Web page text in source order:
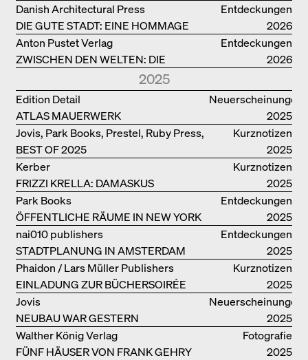
Entdeckungen
DIE GUTE STADT: EINE HOMMAGE
DES MENSCHENFREUNDS JAN GEHL
Danish Architectural Press
2026
Entdeckungen
ZWISCHEN DEN WELTEN: DIE
POWER-ARCHITEKTIN ELIZABETH
SCHEU CLOSE
Anton Pustet Verlag
2026
2025
Neuerscheinungen
ATLAS MAUERWERK
Edition Detail
2025
Kurznotizen
BEST OF 2025
Jovis, Park Books, Prestel, Ruby Press,
Scheidegger Spiess, Steidl, Thames &
Hudson, Walther König
2025
Kurznotizen
FRIZZI KRELLA: DAMASKUS
Kerber
2025
Entdeckungen
ÖFFENTLICHE RÄUME IN NEW YORK
Park Books
2025
Entdeckungen
STADTPLANUNG IN AMSTERDAM
nai010 publishers
2025
Kurznotizen
EINLADUNG ZUR BÜCHERSOIRÉE
Phaidon / Lars Müller Publishers
2025
Neuerscheinungen
NEUBAU WAR GESTERN
Jovis
2025
Fotografie
FÜNF HÄUSER VON FRANK GEHRY
Walther König Verlag
2025